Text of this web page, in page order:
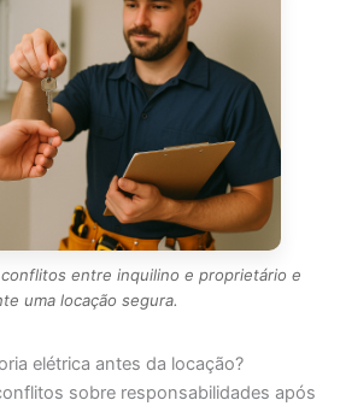
entre inquilino e proprietário e
uma locação segura.
elétrica antes da locação?
sobre responsabilidades após